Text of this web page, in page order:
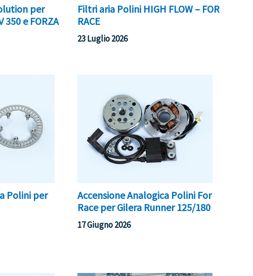
per
350 e FORZA
Filtri aria Polini HIGH FLOW – FOR
RACE
23 Luglio 2026
Polini per
Accensione Analogica Polini For
Race per Gilera Runner 125/180
17 Giugno 2026